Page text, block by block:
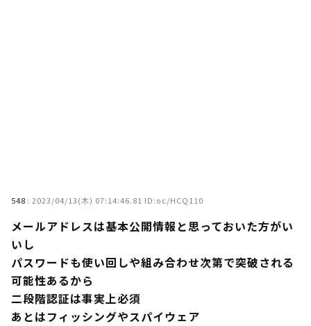
548 : 2023/04/13(木) 07:14:46.81 ID:oc/HCQ110
メールアドレスは基本公開情報と思っておいた方がい
いし
パスワードも使い回しや組み合わせ次第で突破される
可能性あるから
二段階認証は事実上必須
あとはフィッシングやスパイウェア